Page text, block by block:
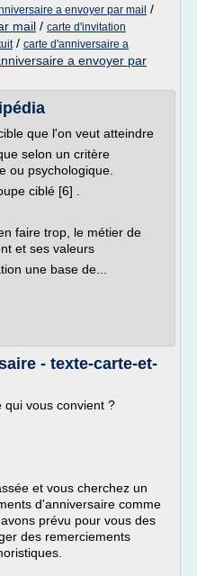
a envoyer par mail /
mail / carte d'invitation
/ carte d'anniversaire a
a envoyer par
que l'on veut atteindre
selon un critère
ou psychologique.
ciblé [6] .
faire trop, le métier de
et ses valeurs
une base de...
- texte-carte-et-
qui vous convient ?
et vous cherchez un
d'anniversaire comme
prévu pour vous des
des remerciements